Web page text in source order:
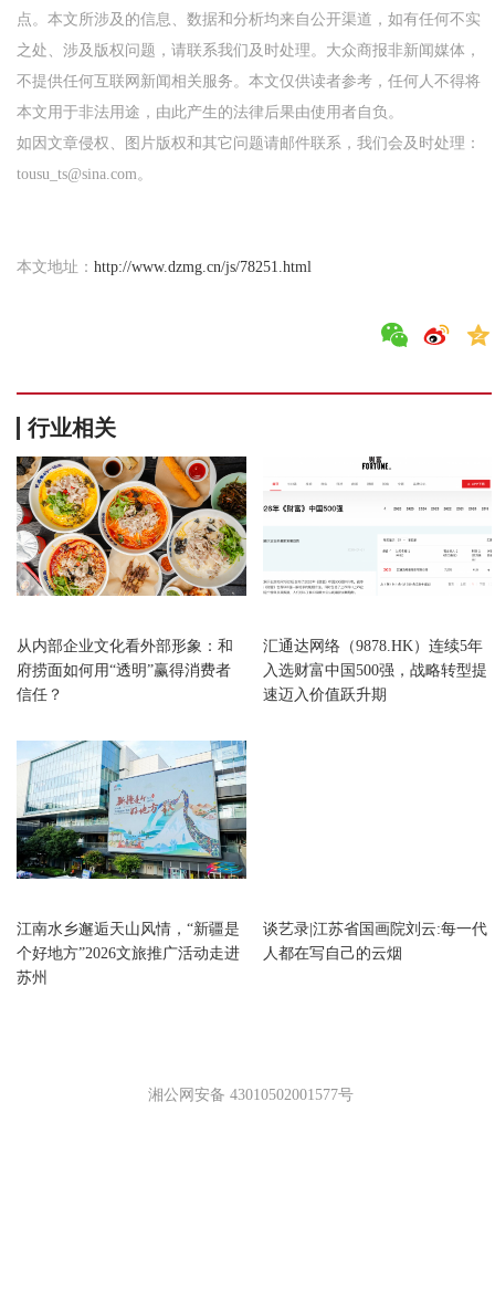
点。本文所涉及的信息、数据和分析均来自公开渠道，如有任何不实
之处、涉及版权问题，请联系我们及时处理。大众商报非新闻媒体，
不提供任何互联网新闻相关服务。本文仅供读者参考，任何人不得将
本文用于非法用途，由此产生的法律后果由使用者自负。
如因文章侵权、图片版权和其它问题请邮件联系，我们会及时处理：
tousu_ts@sina.com。
本文地址： http://www.dzmg.cn/js/78251.html
行业相关
从内部企业文化看外部形象：和
府捞面如何用“透明”赢得消费者
信任？
汇通达网络（9878.HK）连续5年
入选财富中国500强，战略转型提
速迈入价值跃升期
江南水乡邂逅天山风情，“新疆是
个好地方”2026文旅推广活动走进
苏州
谈艺录|江苏省国画院刘云:每一代
人都在写自己的云烟
湘公网安备 43010502001577号